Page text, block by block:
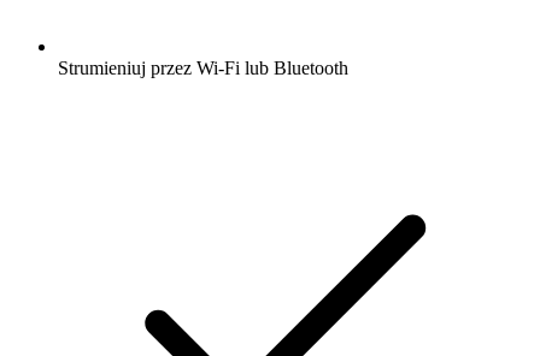
Strumieniuj przez Wi-Fi lub Bluetooth